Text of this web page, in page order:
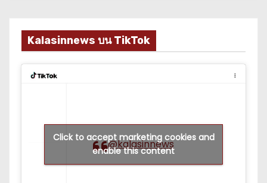
Kalasinnews บน TikTok
@kalasinnews
Click to accept marketing cookies and
enable this content